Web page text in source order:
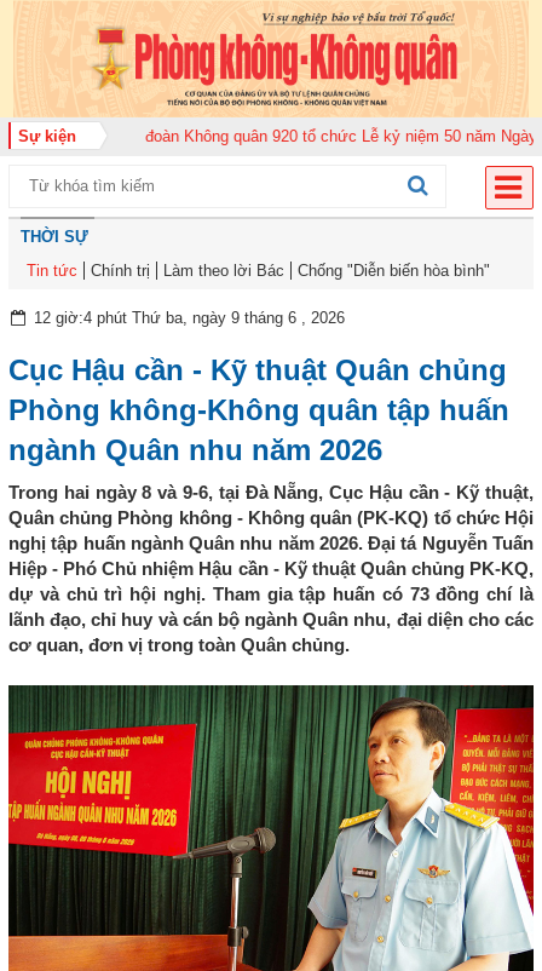
Sự kiện
2026 Trung đoàn Không quân 920 tổ chức Lễ kỷ niệm 50 năm Ngày
THỜI SỰ
Tin tức
Chính trị Làm theo lời Bác Chống "Diễn biến hòa bình"
12 giờ:4 phút Thứ ba, ngày 9 tháng 6 , 2026
Cục Hậu cần - Kỹ thuật Quân chủng
Phòng không-Không quân tập huấn
ngành Quân nhu năm 2026
Trong hai ngày 8 và 9-6, tại Đà Nẵng, Cục Hậu cần - Kỹ thuật,
Quân chủng Phòng không - Không quân (PK-KQ) tổ chức Hội
nghị tập huấn ngành Quân nhu năm 2026. Đại tá Nguyễn Tuấn
Hiệp - Phó Chủ nhiệm Hậu cần - Kỹ thuật Quân chủng PK-KQ,
dự và chủ trì hội nghị. Tham gia tập huấn có 73 đồng chí là
lãnh đạo, chỉ huy và cán bộ ngành Quân nhu, đại diện cho các
cơ quan, đơn vị trong toàn Quân chủng.